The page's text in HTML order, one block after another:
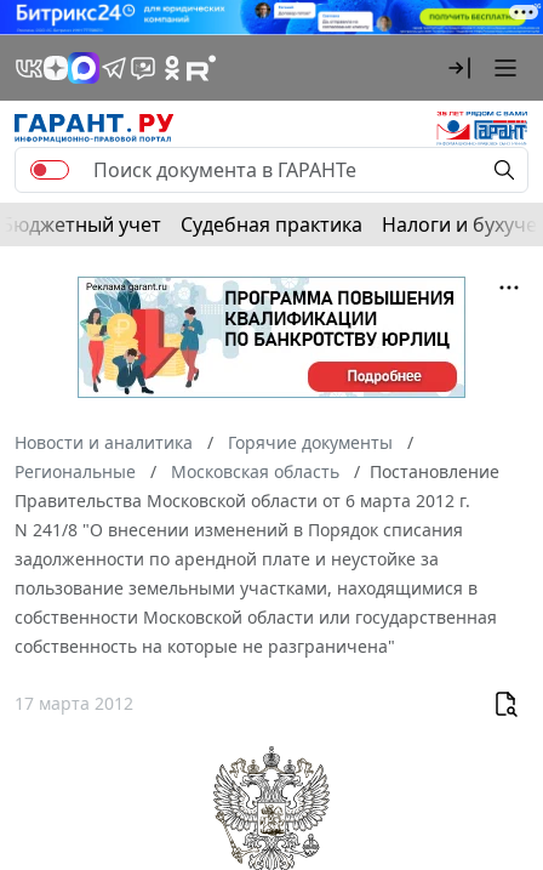
Бюджетный учет Судебная практика Налоги и
Новости и аналитика
Горячие документы
Региональные
Московская область
Постановление
Правительства Московской области от 6 марта 2012 г.
N 241/8 "О внесении изменений в Порядок списания
задолженности по арендной плате и неустойке за
пользование земельными участками, находящимися в
собственности Московской области или государственная
собственность на которые не разграничена"
17 марта 2012